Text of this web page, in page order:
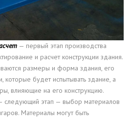
— первый этап производства
и расчет конструкции здания.
размеры и форма здания, его
которые будет испытывать здание, а
влияющие на его конструкцию.
этап — выбор материалов
Материалы могут быть